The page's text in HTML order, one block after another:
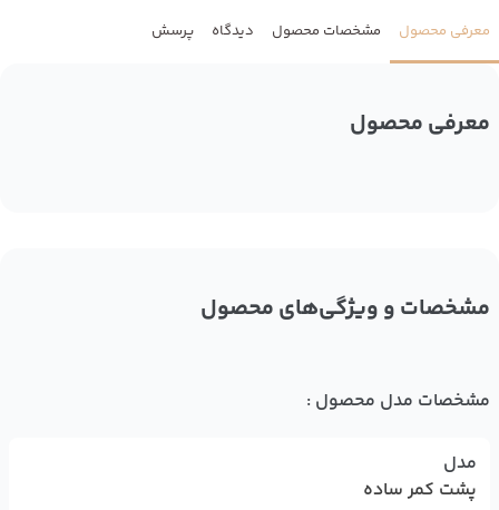
معرفی محصول مشخصات محصول دیدگاه پرسش
معرفی محصول
مشخصات و ویژگی‌های محصول
مشخصات مدل محصول :
مدل
پشت کمر ساده